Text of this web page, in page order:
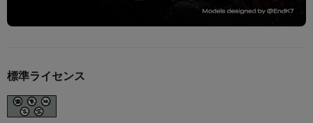
標準ライセンス